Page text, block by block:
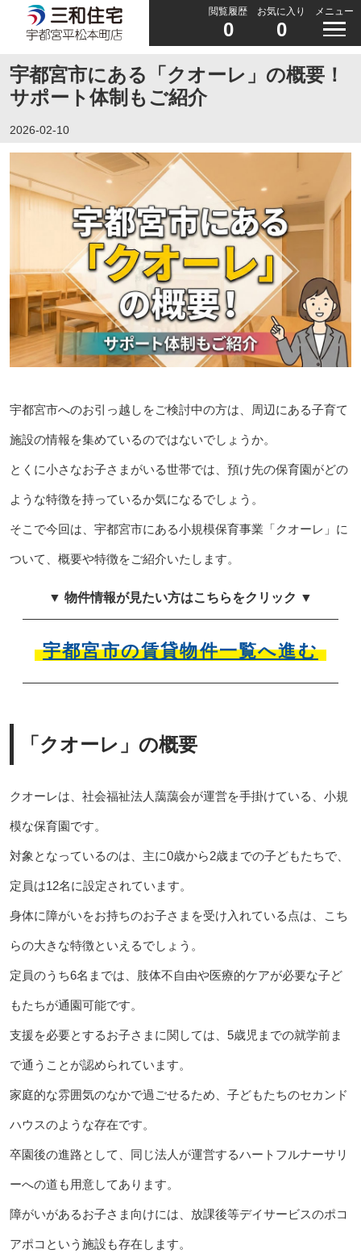
閲覧履歴
0
お気に入り
0
メニュー
宇都宮市にある「クオーレ」の概要！
サポート体制もご紹介
2026-02-10
宇都宮市へのお引っ越しをご検討中の方は、周辺にある子育て
施設の情報を集めているのではないでしょうか。
とくに小さなお子さまがいる世帯では、預け先の保育園がどの
ような特徴を持っているか気になるでしょう。
そこで今回は、宇都宮市にある小規模保育事業「クオーレ」に
ついて、概要や特徴をご紹介いたします。
▼ 物件情報が見たい方はこちらをクリック ▼
宇都宮市の賃貸物件一覧へ進む
「クオーレ」の概要
クオーレは、社会福祉法人藹藹会が運営を手掛けている、小規
模な保育園です。
対象となっているのは、主に0歳から2歳までの子どもたちで、
定員は12名に設定されています。
身体に障がいをお持ちのお子さまを受け入れている点は、こち
らの大きな特徴といえるでしょう。
定員のうち6名までは、肢体不自由や医療的ケアが必要な子ど
もたちが通園可能です。
支援を必要とするお子さまに関しては、5歳児までの就学前ま
で通うことが認められています。
家庭的な雰囲気のなかで過ごせるため、子どもたちのセカンド
ハウスのような存在です。
卒園後の進路として、同じ法人が運営するハートフルナーサリ
ーへの道も用意してあります。
障がいがあるお子さま向けには、放課後等デイサービスのポコ
アポコという施設も存在します。